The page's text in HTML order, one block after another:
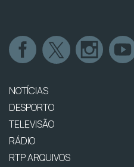
NOTÍCIAS
DESPORTO
TELEVISÃO
RÁDIO
RTP ARQUIVOS